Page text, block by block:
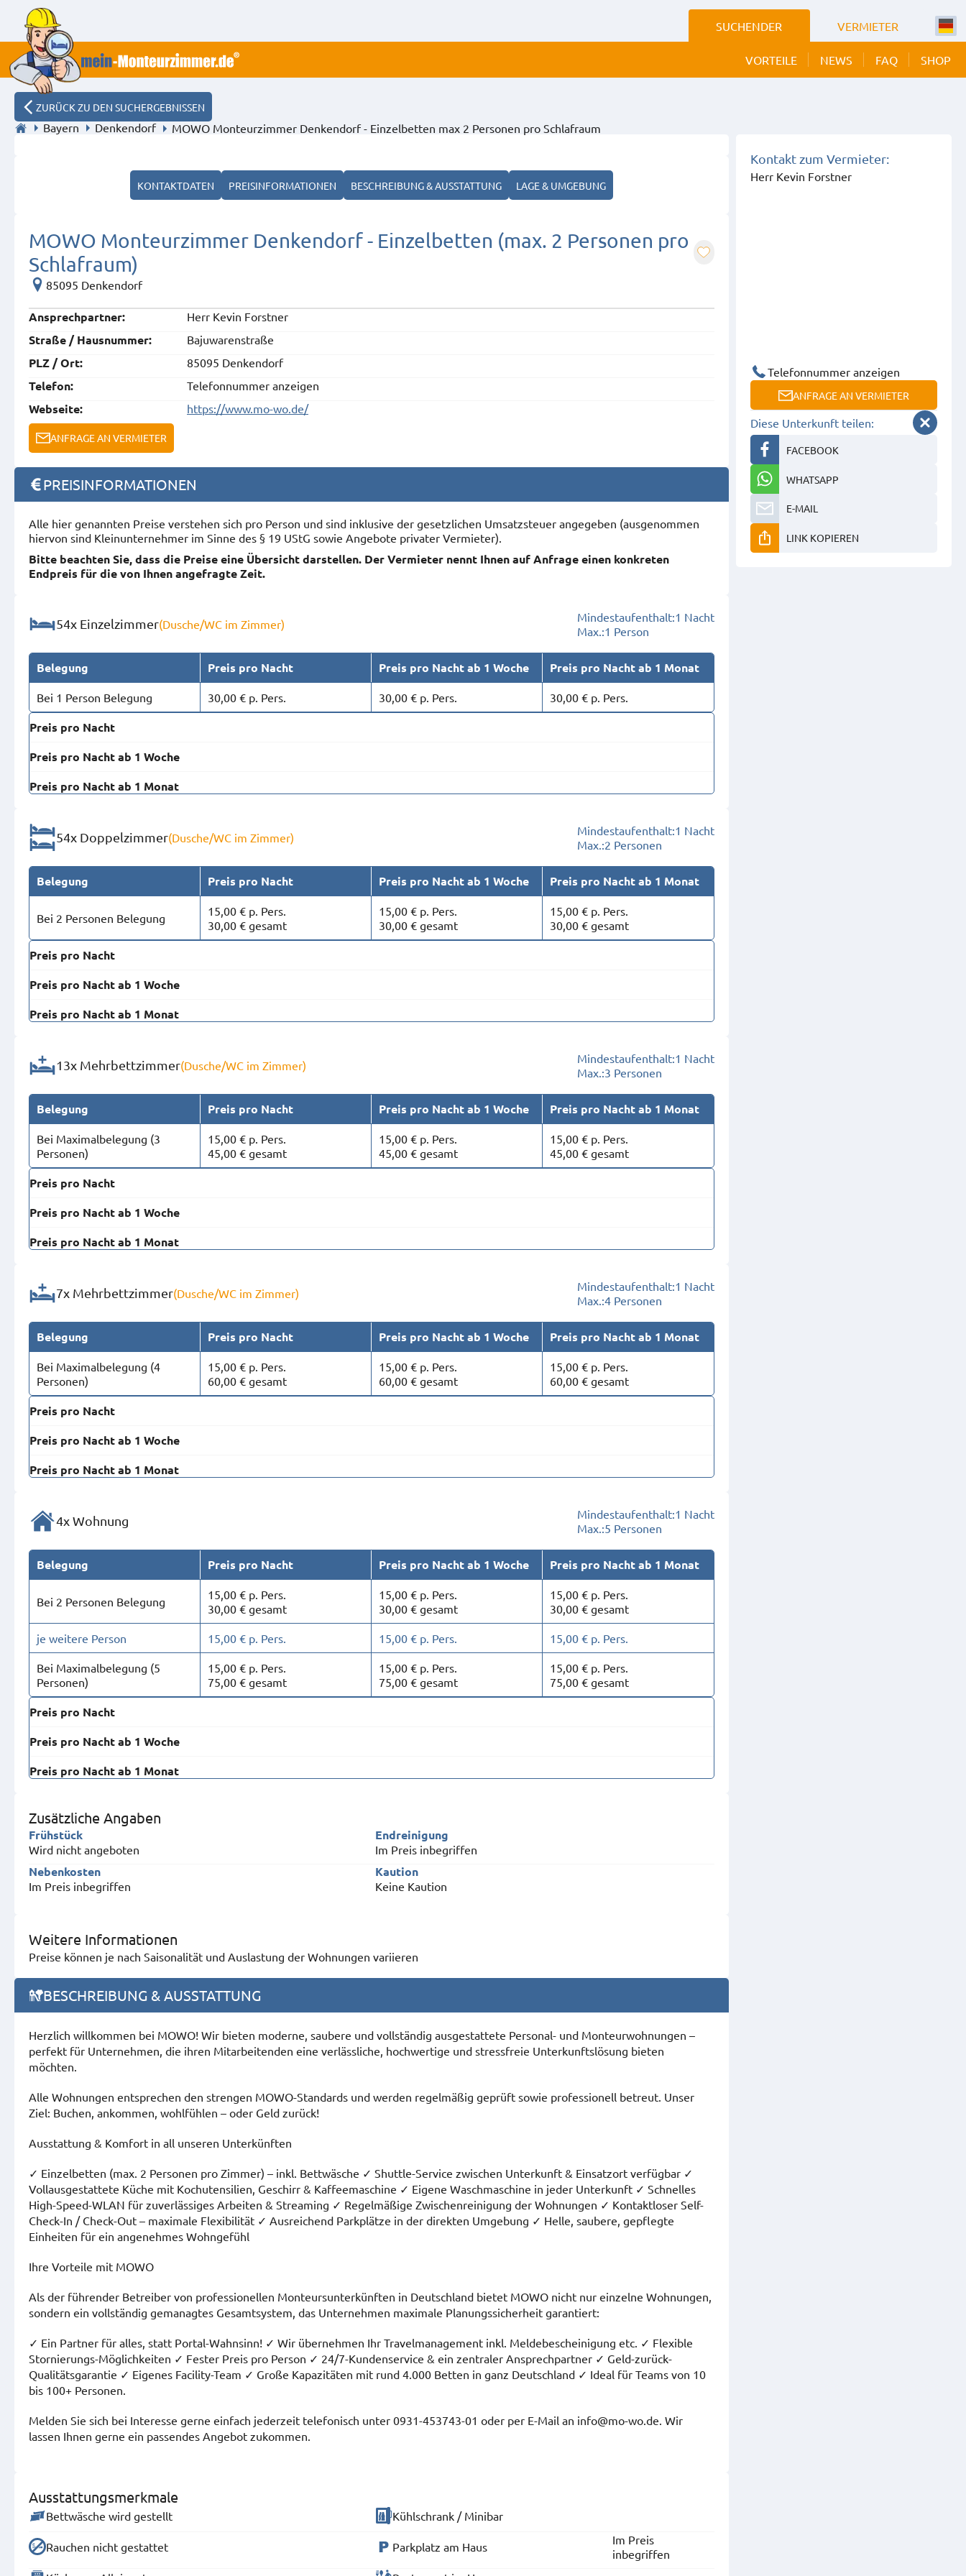
SUCHENDER VERMIETER
VORTEILE NEWS FAQ SHOP
ZURÜCK ZU DEN SUCHERGEBNISSEN
Bayern Denkendorf MOWO Monteurzimmer Denkendorf - Einzelbetten max 2 Personen pro Schlafraum
KONTAKTDATEN PREISINFORMATIONEN BESCHREIBUNG & AUSSTATTUNG LAGE & UMGEBUNG
MOWO Monteurzimmer Denkendorf - Einzelbetten (max. 2 Personen pro
Schlafraum)
85095 Denkendorf
Ansprech­partner: Herr Kevin Forstner
Straße / Hausnummer: Bajuwarenstraße
PLZ / Ort: 85095 Denkendorf
Telefon: Telefonnummer anzeigen
Webseite: https://www.mo-wo.de/
ANFRAGE AN VERMIETER
PREISINFORMATIONEN
Alle hier genannten Preise verstehen sich pro Person und sind inklusive der gesetzlichen Umsatzsteuer angegeben (ausgenommen
hiervon sind Kleinunternehmer im Sinne des § 19 UStG sowie Angebote privater Vermieter).
Bitte beachten Sie, dass die Preise eine Übersicht darstellen. Der Vermieter nennt Ihnen auf Anfrage einen konkreten
Endpreis für die von Ihnen angefragte Zeit.
54x Einzelzimmer(Dusche/WC im Zimmer) Mindestaufenthalt:1 Nacht
Max.:1 Person
Belegung Preis pro Nacht Preis pro Nacht ab 1 Woche Preis pro Nacht ab 1 Monat
Bei 1 Person Belegung 30,00 € p. Pers. 30,00 € p. Pers. 30,00 € p. Pers.
Preis pro Nacht
Preis pro Nacht ab 1 Woche
Preis pro Nacht ab 1 Monat
54x Doppelzimmer(Dusche/WC im Zimmer) Mindestaufenthalt:1 Nacht
Max.:2 Personen
Belegung Preis pro Nacht Preis pro Nacht ab 1 Woche Preis pro Nacht ab 1 Monat
Bei 2 Personen Belegung
15,00 € p. Pers.
30,00 € gesamt
15,00 € p. Pers.
30,00 € gesamt
15,00 € p. Pers.
30,00 € gesamt
Preis pro Nacht
Preis pro Nacht ab 1 Woche
Preis pro Nacht ab 1 Monat
13x Mehrbettzimmer(Dusche/WC im Zimmer) Mindestaufenthalt:1 Nacht
Max.:3 Personen
Belegung Preis pro Nacht Preis pro Nacht ab 1 Woche Preis pro Nacht ab 1 Monat
Bei Maximal­belegung (3
Personen)
15,00 € p. Pers.
45,00 € gesamt
15,00 € p. Pers.
45,00 € gesamt
15,00 € p. Pers.
45,00 € gesamt
Preis pro Nacht
Preis pro Nacht ab 1 Woche
Preis pro Nacht ab 1 Monat
7x Mehrbettzimmer(Dusche/WC im Zimmer) Mindestaufenthalt:1 Nacht
Max.:4 Personen
Belegung Preis pro Nacht Preis pro Nacht ab 1 Woche Preis pro Nacht ab 1 Monat
Bei Maximal­belegung (4
Personen)
15,00 € p. Pers.
60,00 € gesamt
15,00 € p. Pers.
60,00 € gesamt
15,00 € p. Pers.
60,00 € gesamt
Preis pro Nacht
Preis pro Nacht ab 1 Woche
Preis pro Nacht ab 1 Monat
4x Wohnung Mindestaufenthalt:1 Nacht
Max.:5 Personen
Belegung Preis pro Nacht Preis pro Nacht ab 1 Woche Preis pro Nacht ab 1 Monat
Bei 2 Personen Belegung
15,00 € p. Pers.
30,00 € gesamt
15,00 € p. Pers.
30,00 € gesamt
15,00 € p. Pers.
30,00 € gesamt
je weitere Person 15,00 € p. Pers. 15,00 € p. Pers. 15,00 € p. Pers.
Bei Maximal­belegung (5
Personen)
15,00 € p. Pers.
75,00 € gesamt
15,00 € p. Pers.
75,00 € gesamt
15,00 € p. Pers.
75,00 € gesamt
Preis pro Nacht
Preis pro Nacht ab 1 Woche
Preis pro Nacht ab 1 Monat
Zusätzliche Angaben
Frühstück
Wird nicht angeboten
Endreinigung
Im Preis inbegriffen
Nebenkosten
Im Preis inbegriffen
Kaution
Keine Kaution
Weitere Informationen
Preise können je nach Saisonalität und Auslastung der Wohnungen variieren
BESCHREIBUNG & AUSSTATTUNG
Herzlich willkommen bei MOWO! Wir bieten moderne, saubere und vollständig ausgestattete Personal- und Monteurwohnungen –
perfekt für Unternehmen, die ihren Mitarbeitenden eine verlässliche, hochwertige und stressfreie Unterkunftslösung bieten
möchten.
Alle Wohnungen entsprechen den strengen MOWO-Standards und werden regelmäßig geprüft sowie professionell betreut. Unser
Ziel: Buchen, ankommen, wohlfühlen – oder Geld zurück!
Ausstattung & Komfort in all unseren Unterkünften
✓ Einzelbetten (max. 2 Personen pro Zimmer) – inkl. Bettwäsche ✓ Shuttle-Service zwischen Unterkunft & Einsatzort verfügbar ✓
Vollausgestattete Küche mit Kochutensilien, Geschirr & Kaffeemaschine ✓ Eigene Waschmaschine in jeder Unterkunft ✓ Schnelles
High-Speed-WLAN für zuverlässiges Arbeiten & Streaming ✓ Regelmäßige Zwischenreinigung der Wohnungen ✓ Kontaktloser Self-
Check-In / Check-Out – maximale Flexibilität ✓ Ausreichend Parkplätze in der direkten Umgebung ✓ Helle, saubere, gepflegte
Einheiten für ein angenehmes Wohngefühl
Ihre Vorteile mit MOWO
Als der führender Betreiber von professionellen Monteursunterkünften in Deutschland bietet MOWO nicht nur einzelne Wohnungen,
sondern ein vollständig gemanagtes Gesamtsystem, das Unternehmen maximale Planungssicherheit garantiert:
✓ Ein Partner für alles, statt Portal-Wahnsinn! ✓ Wir übernehmen Ihr Travelmanagement inkl. Meldebescheinigung etc. ✓ Flexible
Stornierungs-Möglichkeiten ✓ Fester Preis pro Person ✓ 24/7-Kundenservice & ein zentraler Ansprechpartner ✓ Geld-zurück-
Qualitätsgarantie ✓ Eigenes Facility-Team ✓ Große Kapazitäten mit rund 4.000 Betten in ganz Deutschland ✓ Ideal für Teams von 10
bis 100+ Personen.
Melden Sie sich bei Interesse gerne einfach jederzeit telefonisch unter 0931-453743-01 oder per E-Mail an info@mo-wo.de. Wir
lassen Ihnen gerne ein passendes Angebot zukommen.
Ausstattungsmerkmale
Bettwäsche wird gestellt Kühlschrank / Minibar
Rauchen nicht gestattet Parkplatz am Haus
Im Preis
inbegriffen
Kontakt zum Vermieter:
Herr Kevin Forstner
Telefonnummer anzeigen
ANFRAGE AN VERMIETER
Diese Unterkunft teilen:
FACEBOOK
WHATSAPP
E-MAIL
LINK KOPIEREN